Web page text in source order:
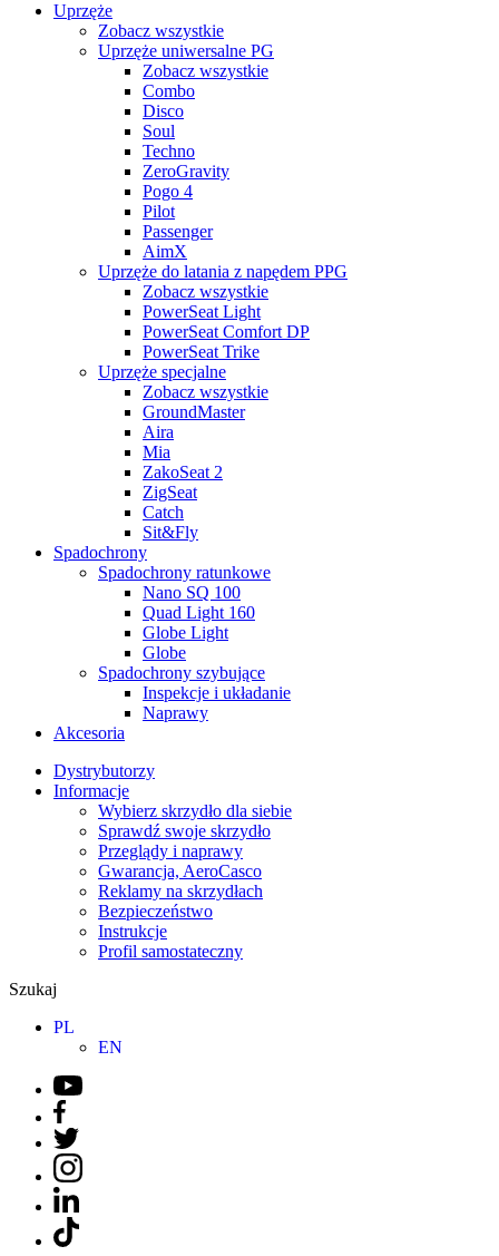
Uprzęże
Zobacz wszystkie
Uprzęże uniwersalne PG
Zobacz wszystkie
Combo
Disco
Soul
Techno
ZeroGravity
Pogo 4
Pilot
Passenger
AimX
Uprzęże do latania z napędem PPG
Zobacz wszystkie
PowerSeat Light
PowerSeat Comfort DP
PowerSeat Trike
Uprzęże specjalne
Zobacz wszystkie
GroundMaster
Aira
Mia
ZakoSeat 2
ZigSeat
Catch
Sit&Fly
Spadochrony
Spadochrony ratunkowe
Nano SQ 100
Quad Light 160
Globe Light
Globe
Spadochrony szybujące
Inspekcje i układanie
Naprawy
Akcesoria
Dystrybutorzy
Informacje
Wybierz skrzydło dla siebie
Sprawdź swoje skrzydło
Przeglądy i naprawy
Gwarancja, AeroCasco
Reklamy na skrzydłach
Bezpieczeństwo
Instrukcje
Profil samostateczny
Szukaj
PL
EN